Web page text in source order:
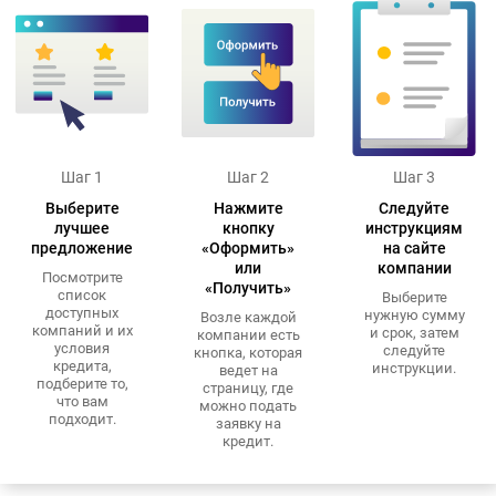
Шаг 1
Выберите
лучшее
предложение
Посмотрите
список
доступных
компаний и их
условия
кредита,
подберите то,
что вам
подходит.
Шаг 2
Нажмите
кнопку
«Оформить»
или
«Получить»
Возле каждой
компании есть
кнопка, которая
ведет на
страницу, где
можно подать
заявку на
кредит.
Шаг 3
Следуйте
инструкциям
на сайте
компании
Выберите
нужную сумму
и срок, затем
следуйте
инструкции.